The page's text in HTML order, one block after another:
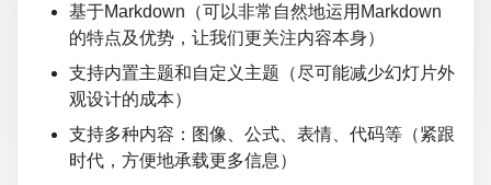
基于Markdown（可以非常自然地运用 Markdown
的特点及优势，让我们更关注内容本身）
支持内置主题和自定义主题（尽可能减少幻灯片外
观设计的成本）
支持多种内容：图像、公式、表情、代码等（紧跟
时代，方便地承载更多信息）